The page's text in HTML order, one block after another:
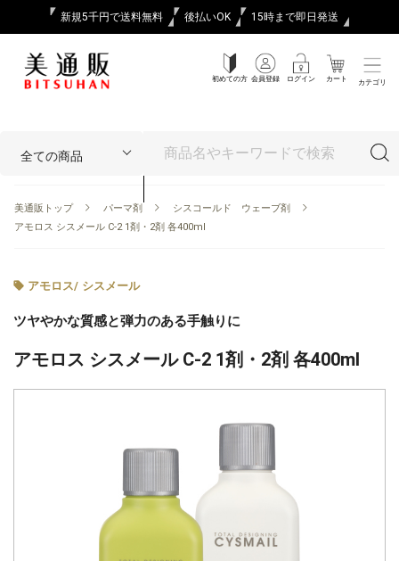
新規5千円で送料無料 後払いOK 15時まで即日発送
初めての方 会員登録 ログイン カート カテゴリ
美通販トップ パーマ剤
シスコールド ウェーブ剤
アモロス シスメール C-2 1剤・2剤 各400ml
アモロス/ シスメール
ツヤやかな質感と弾力のある手触りに
アモロス シスメール C-2 1剤・2剤 各400ml